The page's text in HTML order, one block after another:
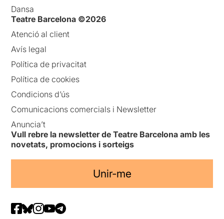
Dansa
Teatre Barcelona ©2026
Atenció al client
Avís legal
Política de privacitat
Política de cookies
Condicions d’ús
Comunicacions comercials i Newsletter
Anuncia’t
Vull rebre la newsletter de Teatre Barcelona amb les
novetats, promocions i sorteigs
Unir-me